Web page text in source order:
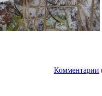
Комментарии